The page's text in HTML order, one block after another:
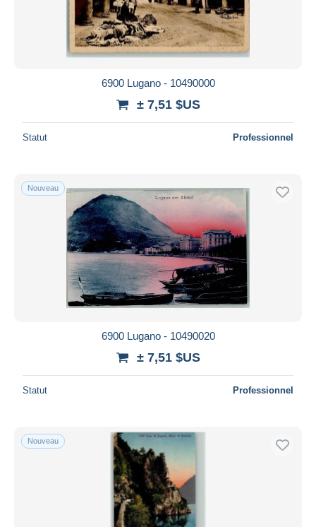
6900 Lugano - 10490000
± 7,51 $US
Statut Professionnel
Nouveau
6900 Lugano - 10490020
± 7,51 $US
Statut Professionnel
Nouveau